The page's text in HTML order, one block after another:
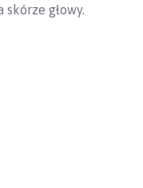
głowy.